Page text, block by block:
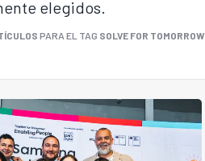
elegidos.
PARA EL TAG SOLVE FOR TOMORROW